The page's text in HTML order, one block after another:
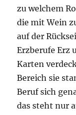
zu welchem
die mit Wein
auf der
Erzberufe Erz
Karten
Bereich sie
Beruf sich
das steht nur